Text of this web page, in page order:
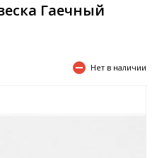
Гаечный
Нет в наличии